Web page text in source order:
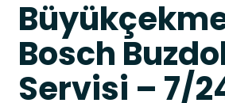
Bosch
Servisi – 7/